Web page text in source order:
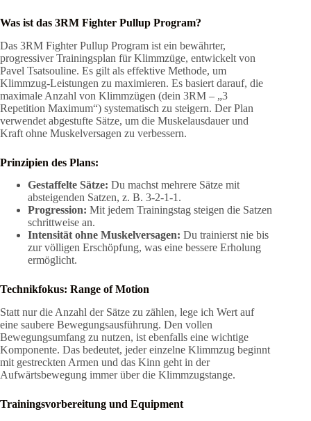
Was ist das 3RM Fighter Pullup Program?
Das 3RM Fighter Pullup Program ist ein bewährter,
progressiver Trainingsplan für Klimmzüge, entwickelt von
Pavel Tsatsouline. Es gilt als effektive Methode, um
Klimmzug-Leistungen zu maximieren. Es basiert darauf, die
maximale Anzahl von Klimmzügen (dein 3RM – „3
Repetition Maximum“) systematisch zu steigern. Der Plan
verwendet abgestufte Sätze, um die Muskelausdauer und
Kraft ohne Muskelversagen zu verbessern.
Prinzipien des Plans:
Gestaffelte Sätze: Du machst mehrere Sätze mit
absteigenden Satzen, z. B. 3-2-1-1.
Progression: Mit jedem Trainingstag steigen die Satzen
schrittweise an.
Intensität ohne Muskelversagen: Du trainierst nie bis
zur völligen Erschöpfung, was eine bessere Erholung
ermöglicht.
Technikfokus: Range of Motion
Statt nur die Anzahl der Sätze zu zählen, lege ich Wert auf
eine saubere Bewegungsausführung. Den vollen
Bewegungsumfang zu nutzen, ist ebenfalls eine wichtige
Komponente. Das bedeutet, jeder einzelne Klimmzug beginnt
mit gestreckten Armen und das Kinn geht in der
Aufwärtsbewegung immer über die Klimmzugstange.
Trainingsvorbereitung und Equipment